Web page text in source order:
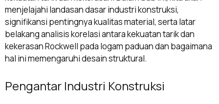
menjelajahi landasan dasar industri konstruksi,
signifikansi pentingnya kualitas material, serta latar
belakang analisis korelasi antara kekuatan tarik dan
kekerasan Rockwell pada logam paduan dan bagaimana
hal ini memengaruhi desain struktural.
Pengantar Industri Konstruksi